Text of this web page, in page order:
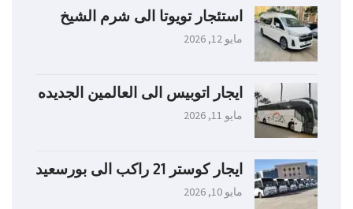
استئجار تويوتا الى شرم الشيخ
مايو 12, 2026
ايجار اتوبيس الى العالمين الجديده
مايو 11, 2026
ايجار كوستر 21 راكب الى بورسعيد
مايو 10, 2026